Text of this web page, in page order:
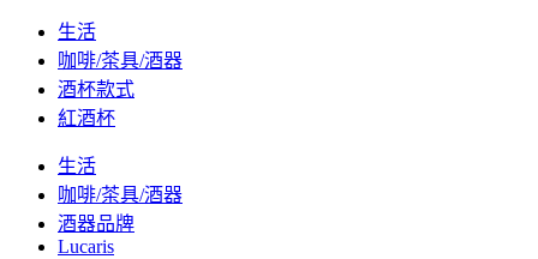
生活
咖啡/茶具/酒器
酒杯款式
紅酒杯
生活
咖啡/茶具/酒器
酒器品牌
Lucaris